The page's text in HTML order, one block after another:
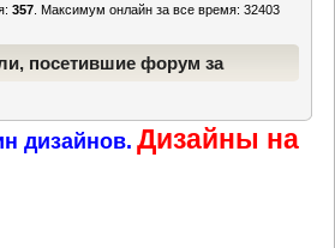
357 . Максимум онлайн за все время: 32403
посетившие форум за
дизайнов. Дизайны на